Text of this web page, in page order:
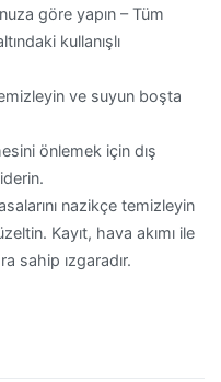
göre yapın – Tüm
kullanışlı
ve suyun boşta
önlemek için dış
nazikçe temizleyin
Kayıt, hava akımı ile
sahip ızgaradır.